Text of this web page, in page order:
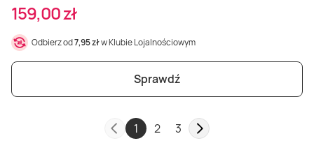
159,00 zł
Odbierz od7,95 złw Klubie Lojalnościowym
Sprawdź
1 2 3